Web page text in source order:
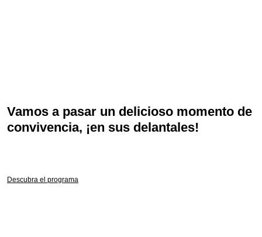
Vamos a pasar un delicioso momento de
convivencia, ¡en sus delantales!
Descubra el programa